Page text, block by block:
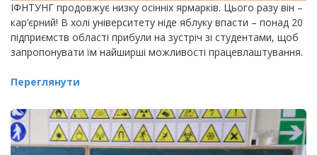
ІФНТУНГ продовжує низку осінніх ярмарків. Цього разу він –
кар’єрний! В холі університету ніде яблуку впасти – понад 20
підприємств області прибули на зустріч зі студентами, щоб
запропонувати їм найширші можливості працевлаштування.
Переглянути